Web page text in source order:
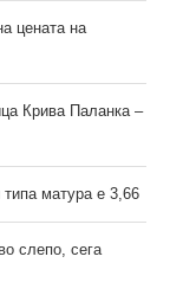
цената на
Крива Паланка –
матура е 3,66
слепо, сега